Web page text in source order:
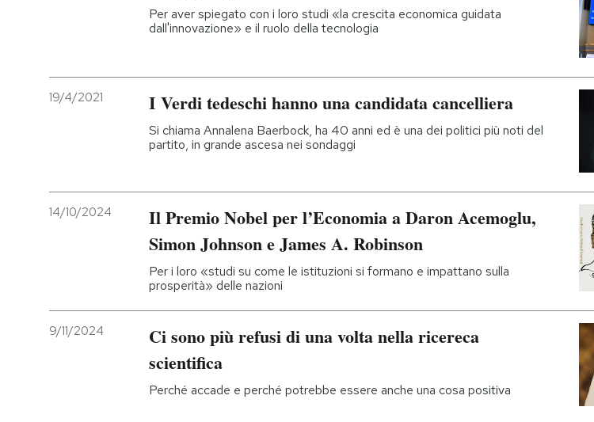
Per aver spiegato con i loro studi «la crescita economica guidata
dall'innovazione» e il ruolo della tecnologia
19/4/2021 I Verdi tedeschi hanno una candidata cancelliera
Si chiama Annalena Baerbock, ha 40 anni ed è una dei politici più noti del
partito, in grande ascesa nei sondaggi
14/10/2024
Il Premio Nobel per l’Economia a Daron Acemoglu,
Simon Johnson e James A. Robinson
Per i loro «studi su come le istituzioni si formano e impattano sulla
prosperità» delle nazioni
9/11/2024
Ci sono più refusi di una volta nella ricereca
scientifica
Perché accade e perché potrebbe essere anche una cosa positiva